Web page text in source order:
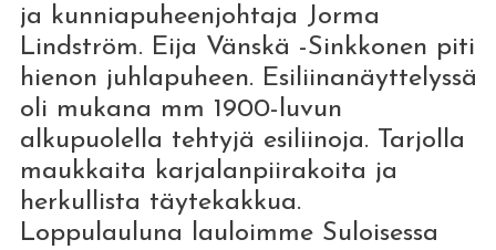
ja kunniapuheenjohtaja Jorma
Lindström. Eija Vänskä -Sinkkonen piti
hienon juhlapuheen. Esiliinanäyttelyssä
oli mukana mm 1900-luvun
alkupuolella tehtyjä esiliinoja. Tarjolla
maukkaita karjalanpiirakoita ja
herkullista täytekakkua.
Loppulauluna lauloimme Suloisessa